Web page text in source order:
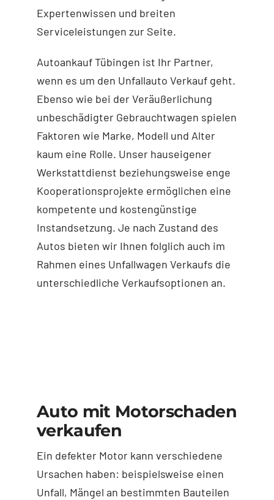
Expertenwissen und breiten
Serviceleistungen zur Seite.
Autoankauf Tübingen ist Ihr Partner,
wenn es um den Unfallauto Verkauf geht.
Ebenso wie bei der Veräußerlichung
unbeschädigter Gebrauchtwagen spielen
Faktoren wie Marke, Modell und Alter
kaum eine Rolle. Unser hauseigener
Werkstattdienst beziehungsweise enge
Kooperationsprojekte ermöglichen eine
kompetente und kostengünstige
Instandsetzung. Je nach Zustand des
Autos bieten wir Ihnen folglich auch im
Rahmen eines Unfallwagen Verkaufs die
unterschiedliche Verkaufsoptionen an.
Auto mit Motorschaden
verkaufen
Ein defekter Motor kann verschiedene
Ursachen haben: beispielsweise einen
Unfall, Mängel an bestimmten Bauteilen